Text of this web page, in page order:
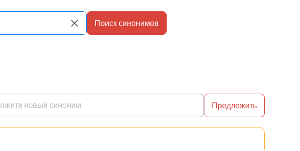
Поиск синонимов
Предложить